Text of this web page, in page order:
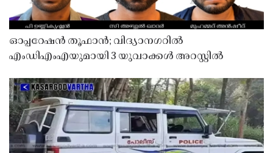
ഓപ്പറേഷൻ തൂഫാൻ; വിദ്യാനഗറിൽ
എംഡിഎംഎയുമായി 3 യുവാക്കൾ അറസ്റ്റിൽ